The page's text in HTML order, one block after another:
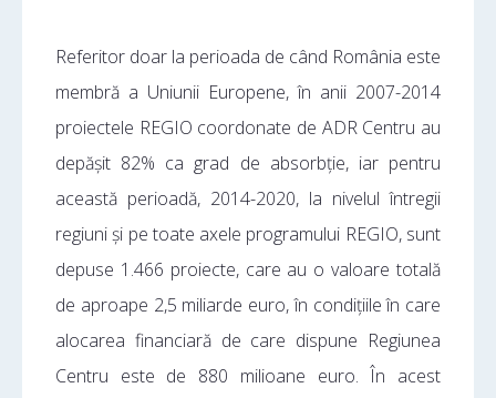
Referitor doar la perioada de când România este
membră a Uniunii Europene, în anii 2007-2014
proiectele REGIO coordonate de ADR Centru au
depășit 82% ca grad de absorbție, iar pentru
această perioadă, 2014-2020, la nivelul întregii
regiuni și pe toate axele programului REGIO, sunt
depuse 1.466 proiecte, care au o valoare totală
de aproape 2,5 miliarde euro, în condițiile în care
alocarea financiară de care dispune Regiunea
Centru este de 880 milioane euro. În acest